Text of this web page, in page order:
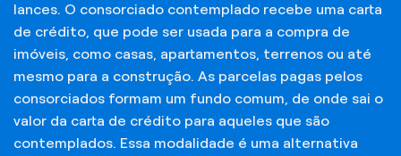
lances. O consorciado contemplado recebe uma carta
de crédito, que pode ser usada para a compra de
imóveis, como casas, apartamentos, terrenos ou até
mesmo para a construção. As parcelas pagas pelos
consorciados formam um fundo comum, de onde sai o
valor da carta de crédito para aqueles que são
contemplados. Essa modalidade é uma alternativa